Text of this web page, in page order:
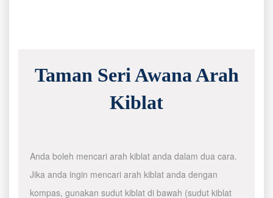
Taman Seri Awana Arah
Kiblat
Anda boleh mencari arah kiblat anda dalam dua cara.
Jika anda ingin mencari arah kiblat anda dengan
kompas, gunakan sudut kiblat di bawah (sudut kiblat